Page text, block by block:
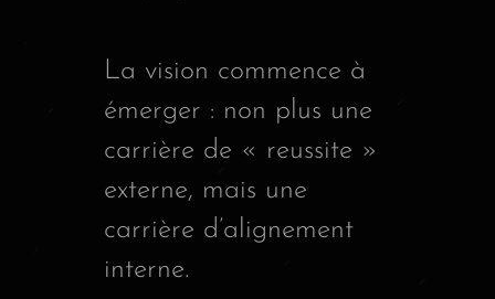
La vision commence à
émerger : non plus une
carrière de « reussite »
externe, mais une
carrière d’alignement
interne.